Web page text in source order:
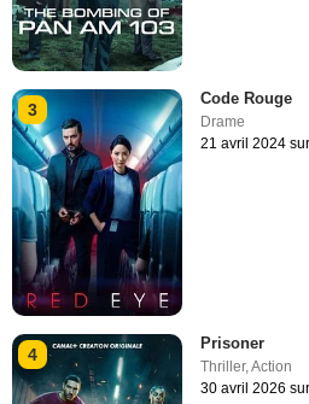
3
Code Rouge
Drame
21 avril 2024
4
Prisoner
Thriller,Action
30 avril 2026